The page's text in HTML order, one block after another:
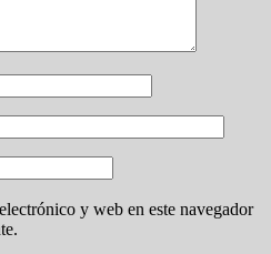
y web en este navegador